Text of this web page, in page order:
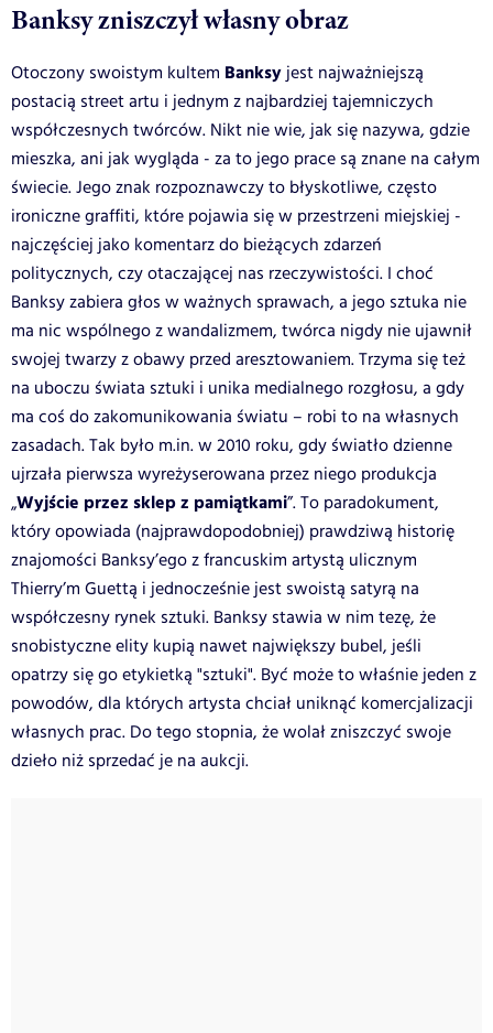
Banksy zniszczył własny obraz
Otoczony swoistym kultem Banksyjest najważniejszą
postacią street artu i jednym z najbardziej tajemniczych
współczesnych twórców. Nikt nie wie, jak się nazywa, gdzie
mieszka, ani jak wygląda - za to jego prace są znane na całym
świecie. Jego znak rozpoznawczy to błyskotliwe, często
ironiczne graffiti, które pojawia się w przestrzeni miejskiej -
najczęściej jako komentarz do bieżących zdarzeń
politycznych, czy otaczającej nas rzeczywistości. I choć
Banksy zabiera głos w ważnych sprawach, a jego sztuka nie
ma nic wspólnego z wandalizmem, twórca nigdy nie ujawnił
swojej twarzy z obawy przed aresztowaniem. Trzyma się też
na uboczu świata sztuki i unika medialnego rozgłosu, a gdy
ma coś do zakomunikowania światu – robi to na własnych
zasadach. Tak było m.in. w 2010 roku, gdy światło dzienne
ujrzała pierwsza wyreżyserowana przez niego produkcja
„Wyjście przez sklep z pamiątkami”. To paradokument,
który opowiada (najprawdopodobniej) prawdziwą historię
znajomości Banksy’ego z francuskim artystą ulicznym
Thierry’m Guettą i jednocześnie jest swoistą satyrą na
współczesny rynek sztuki. Banksy stawia w nim tezę, że
snobistyczne elity kupią nawet największy bubel, jeśli
opatrzy się go etykietką "sztuki". Być może to właśnie jeden z
powodów, dla których artysta chciał uniknąć komercjalizacji
własnych prac. Do tego stopnia, że wolał zniszczyć swoje
dzieło niż sprzedać je na aukcji.